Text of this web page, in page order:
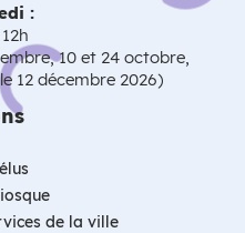
:
10 et 24 octobre,
12 décembre 2026)
de la ville